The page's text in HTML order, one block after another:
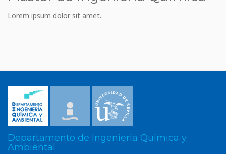
Lorem ipsum dolor sit amet.
Departamento de Ingeniería Química y
Ambiental